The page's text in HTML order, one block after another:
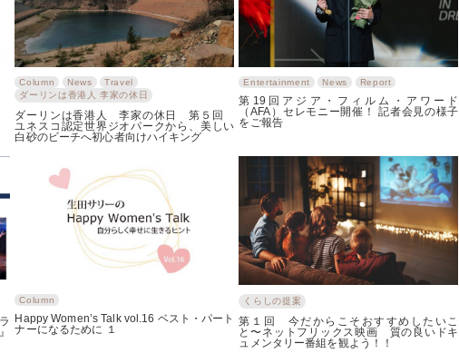
Column News
Travel
ダーリンは香港人 李家の休日
ダーリンは香港人 李家の休日 第５回
ユネスコ認定世界ジオパークから、美しい
白砂のビーチへ初心者向けハイキング
Entertainment News Report
第19回アジア・フィルム・アワード
（AFA）セレモニー開催！ 記者会見の様子
をご報告
Column
Happy Women’s Talk vol.16 ベスト・パート
ナーになるために １
くらしの提案
第１回 今だからこそおすすめしたいこ
と〜ネットフリックス映画 質の良いドキ
ュメンタリー番組を観よう！！